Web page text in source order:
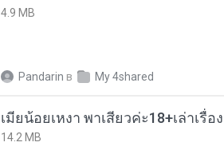
4.9 MB
Pandarin в My 4shared
14.2 MB